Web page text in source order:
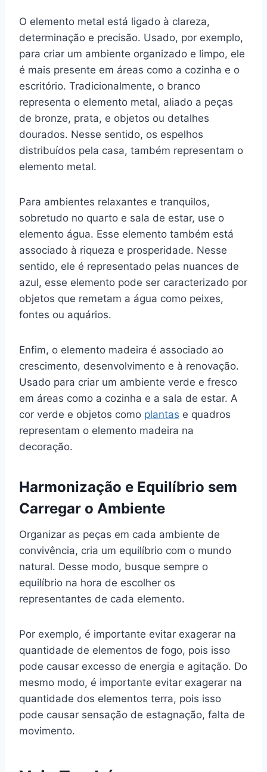
O elemento metal está ligado à clareza,
determinação e precisão. Usado, por exemplo,
para criar um ambiente organizado e limpo, ele
é mais presente em áreas como a cozinha e o
escritório. Tradicionalmente, o branco
representa o elemento metal, aliado a peças
de bronze, prata, e objetos ou detalhes
dourados. Nesse sentido, os espelhos
distribuídos pela casa, também representam o
elemento metal.
Para ambientes relaxantes e tranquilos,
sobretudo no quarto e sala de estar, use o
elemento água. Esse elemento também está
associado à riqueza e prosperidade. Nesse
sentido, ele é representado pelas nuances de
azul, esse elemento pode ser caracterizado por
objetos que remetam a água como peixes,
fontes ou aquários.
Enfim, o elemento madeira é associado ao
crescimento, desenvolvimento e à renovação.
Usado para criar um ambiente verde e fresco
em áreas como a cozinha e a sala de estar. A
cor verde e objetos como plantas e quadros
representam o elemento madeira na
decoração.
Harmonização e Equilíbrio sem
Carregar o Ambiente
Organizar as peças em cada ambiente de
convivência, cria um equilíbrio com o mundo
natural. Desse modo, busque sempre o
equilíbrio na hora de escolher os
representantes de cada elemento.
Por exemplo, é importante evitar exagerar na
quantidade de elementos de fogo, pois isso
pode causar excesso de energia e agitação. Do
mesmo modo, é importante evitar exagerar na
quantidade dos elementos terra, pois isso
pode causar sensação de estagnação, falta de
movimento.